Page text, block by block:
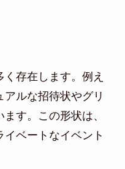
存在します。例え
ルな招待状やグリ
す。この形状は、
ベートなイベント